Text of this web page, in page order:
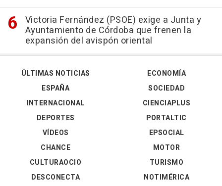
Victoria Fernández (PSOE) exige a Junta y
Ayuntamiento de Córdoba que frenen la
expansión del avispón oriental
ÚLTIMAS NOTICIAS
ESPAÑA
INTERNACIONAL
DEPORTES
VÍDEOS
ECONOMÍA
SOCIEDAD
CIENCIAPLUS
PORTALTIC
EPSOCIAL
CHANCE
CULTURAOCIO
DESCONECTA
MOTOR
TURISMO
NOTIMÉRICA